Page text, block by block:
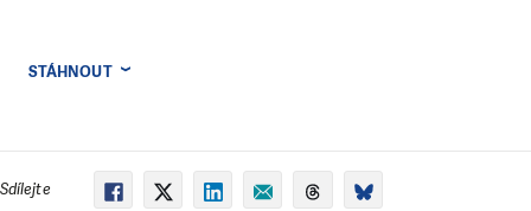
STÁHNOUT
Sdílejte